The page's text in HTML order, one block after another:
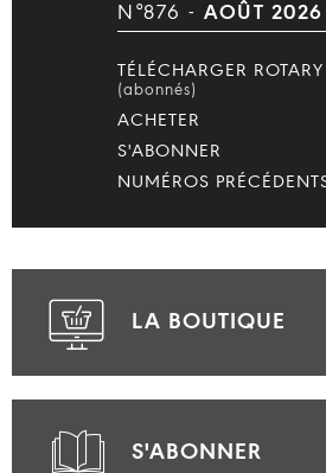
N°876 - AOÛT 2026
TÉLÉCHARGER
(abonnés)
ACHETER
S'ABONNER
NUMÉROS
LA BOUTIQUE
S'ABONNER